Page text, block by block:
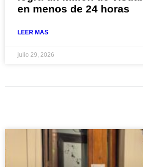
en menos de 24 horas
LEER MAS
julio 29, 2026